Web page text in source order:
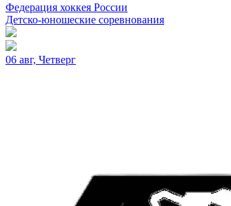
Федерация хоккея России
Детско-юношеские соревнования
06 авг, Четверг